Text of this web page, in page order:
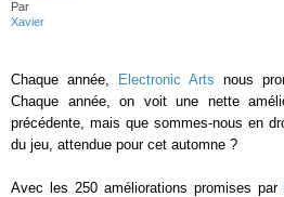
Par
Xavier
Chaque année, Electronic Arts nous
Chaque année, on voit une nette
précédente, mais que sommes-nous en
du jeu, attendue pour cet automne ?
Avec les 250 améliorations promises par